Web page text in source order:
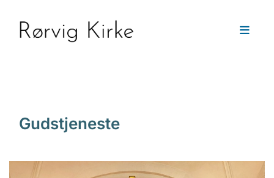
Gudstjeneste